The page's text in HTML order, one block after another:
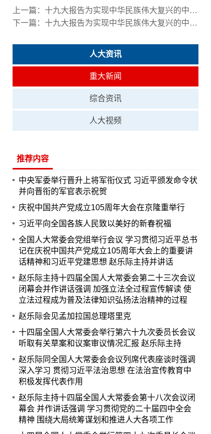
上一篇： 十九大报告为实现中华民族伟大复兴的中国梦提供了科学的行动指南和强大的精神力量
下一篇： 十九大报告为实现中华民族伟大复兴的中国梦提供了科学的行动指南和强大的精神力量
人大资讯
重大新闻
综合资讯
人大视频
推荐内容
中央军委举行晋升上将军衔仪式 习近平颁发命令状
并向晋衔的军官表示祝贺
庆祝中国共产党成立105周年大会在京隆重举行
习近平向全国各族人民致以美好的新春祝福
全国人大常委会党组举行会议 学习贯彻习近平总书
记在庆祝中国共产党成立105周年大会上的重要讲
话精神和习近平党建思想 赵乐际主持并讲话
赵乐际主持十四届全国人大常委会第二十三次会议
闭幕会并作讲话强调 加强立法全过程宣传解读 使
立法过程成为普及法律知识弘扬法治精神的过程
赵乐际会见孟加拉国总理塔里克
十四届全国人大常委会举行第六十九次委员长会议
听取有关草案和议案审议情况汇报 赵乐际主持
赵乐际同全国人大常委会会议列席代表座谈时强调
深入学习 贯彻习近平法治思想 在法治宣传教育中
积极发挥代表作用
赵乐际主持十四届全国人大常委会第十八次会议闭
幕会 并作讲话强调 学习贯彻党的二十届四中全会
精神 围绕大局统筹谋划和推进人大各项工作